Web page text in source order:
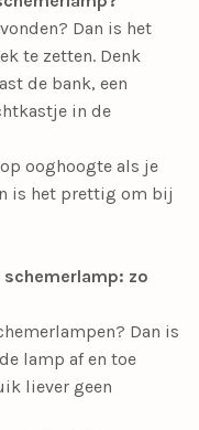
Dan is het
te zetten. Denk
de bank, een
in de
ooghoogte als je
is het prettig om bij
zo
Dan is
lamp af en toe
liever geen